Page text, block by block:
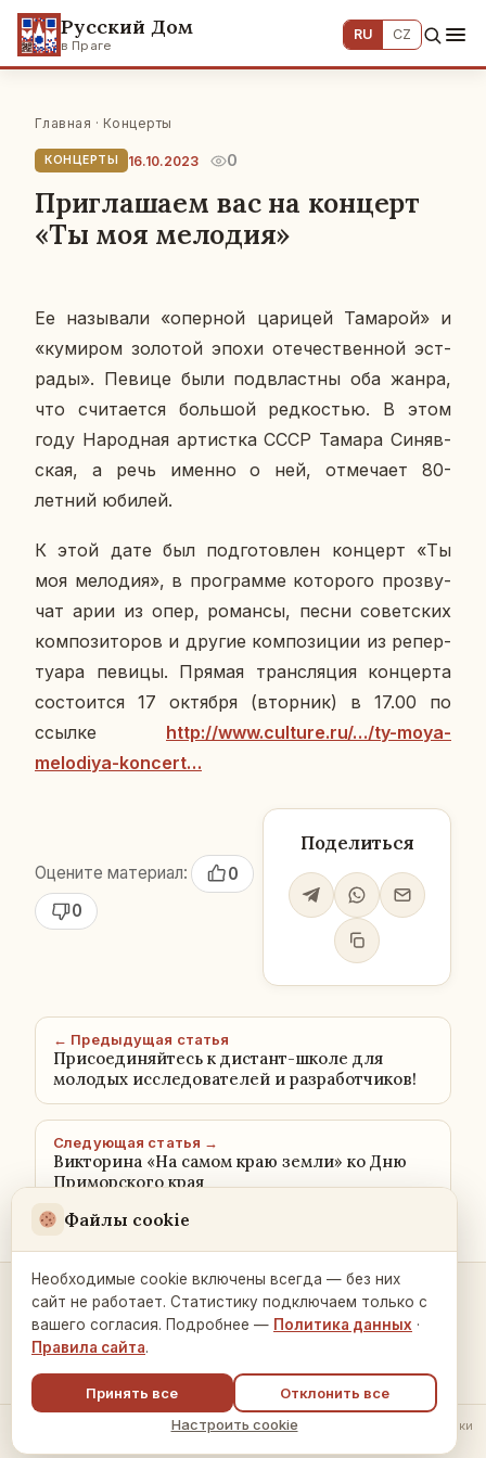
Русский Дом
в Праге
RU CZ
Главная · Концерты
КОНЦЕРТЫ 16.10.2023 0
Приглашаем вас на концерт
«Ты моя мелодия»
Ее на­зы­ва­ли «опер­ной ца­ри­цей Та­ма­рой» и
«ку­ми­ром зо­ло­той эпохи оте­че­ствен­ной эст­
ра­ды». Певице были под­власт­ны оба жанра,
что счи­та­ет­ся боль­шой ред­ко­стью. В этом
году На­род­ная ар­тист­ка СССР Тамара Си­няв­
ская, а речь именно о ней, от­ме­ча­ет 80-
летний юбилей.
К этой дате был под­го­тов­лен кон­церт «Ты
моя ме­ло­дия», в про­грам­ме ко­то­ро­го про­зву­
чат арии из опер, ро­ман­сы, песни со­вет­ских
ком­по­зи­то­ров и другие ком­по­зи­ции из ре­пер­
ту­а­ра певицы. Прямая транс­ля­ция кон­цер­та
со­сто­ит­ся 17 ок­тяб­ря (втор­ник) в 17.00 по
ссылке http://www.culture.ru/…/ty-moya-
melodiya-koncert…
Оцените материал:
0
0
Поделиться
← Предыдущая статья
Присоединяйтесь к дистант-школе для
молодых исследователей и разработчиков!
Следующая статья →
Викторина «На самом краю земли» ко Дню
Приморского края
Контакты и связь →
© 2026 Русский Дом в Праге ·Политика обработки данных
Настройки
Файлы cookie
Необходимые cookie включены всегда — без них
сайт не работает. Статистику подключаем только с
вашего согласия. Подробнее — Политика данных ·
Правила сайта.
Принять все
Отклонить все
Настроить cookie